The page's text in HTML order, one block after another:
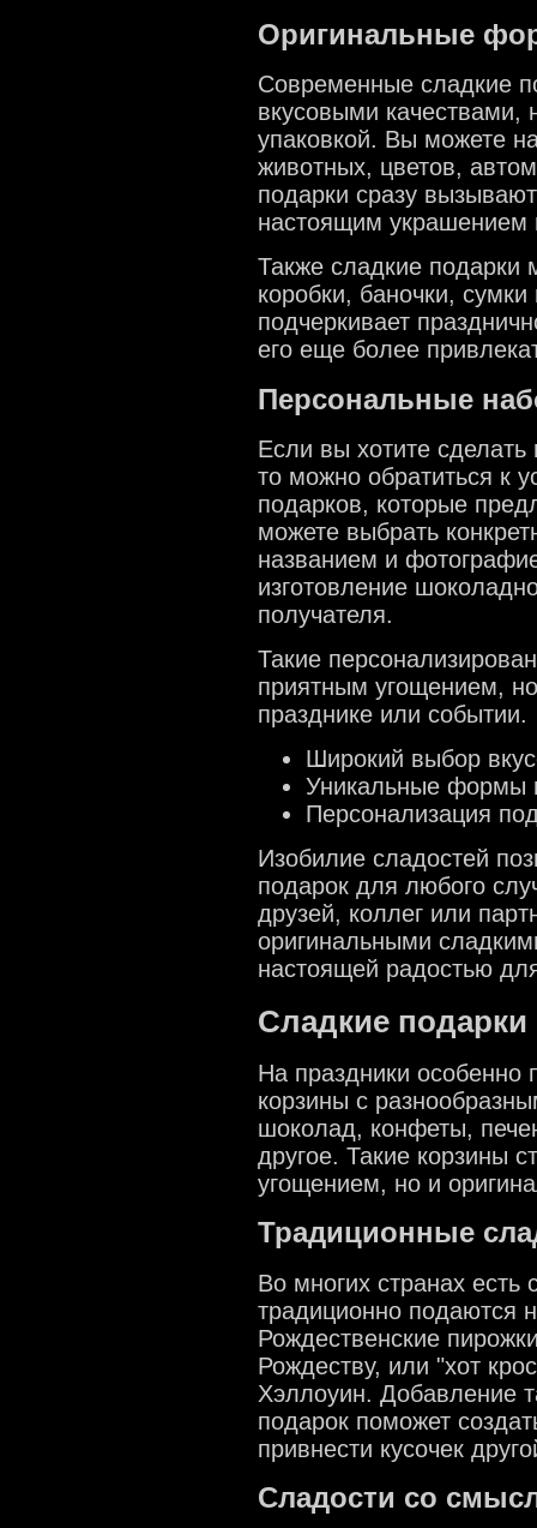
Оригинальные
Современные сладкие
вкусовыми
упаковкой. Вы можете
животных, цветов,
подарки сразу
настоящим украшением
Также сладкие подарки
коробки, баночки,
подчеркивает
его еще более
Персональные
Если вы хотите
то можно обратиться к
подарков, которые
можете выбрать
названием и
изготовление
получателя.
Такие
приятным угощением,
празднике или событии.
Широкий выбор
Уникальные формы
Персонализация
Изобилие сладостей
подарок для любого
друзей, коллег или
оригинальными
настоящей радостью
Сладкие подарки
На праздники
корзины с
шоколад, конфеты,
другое. Такие корзины
угощением, но и
Традиционные
Во многих странах есть
традиционно подаются
Рождественские
Рождеству, или "хот
Хэллоуин. Добавление
подарок поможет
привнести кусочек
Сладости со